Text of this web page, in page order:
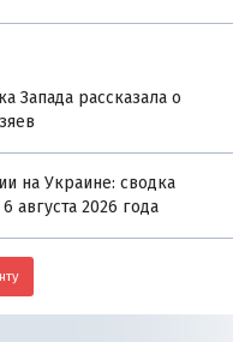
Запада рассказала о
на Украине: сводка
2026 года